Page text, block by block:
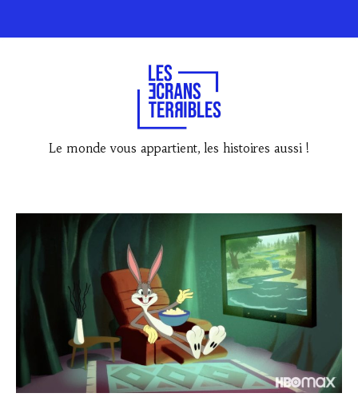
Le monde vous appartient, les histoires aussi !